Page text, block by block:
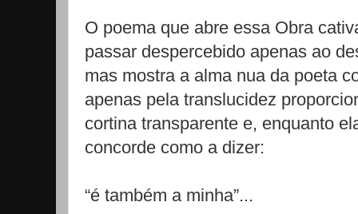
O poema que abre essa Obra
passar despercebido apenas ao
mas mostra a alma nua da poeta
apenas pela translucidez
cortina transparente e, enquanto
concorde como a dizer:
“é também a minha”...